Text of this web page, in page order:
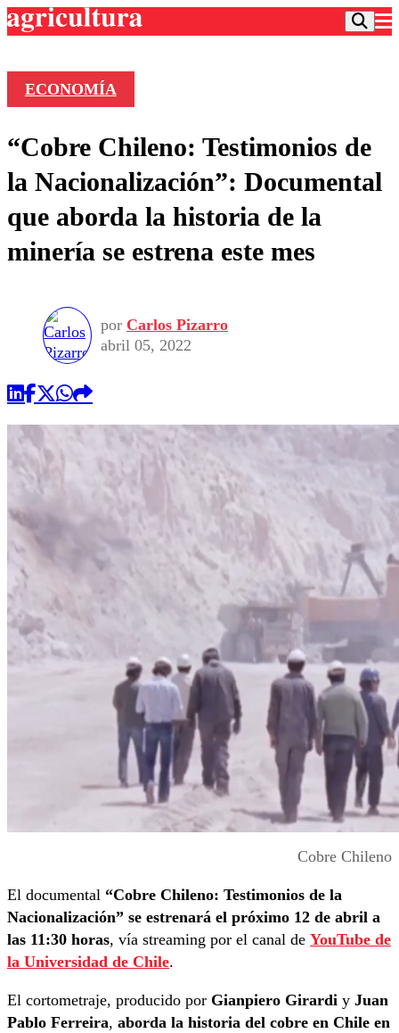
Frecuencias
Agricultura TV
Deportes
Colo Colo
Motor
Torneo Internacional
Torneo Nacional
Entretención
Internacional
Nacional
Vida Social
Programas
Comercial
ECONOMÍA
“Cobre Chileno: Testimonios de
la Nacionalización”: Documental
que aborda la historia de la
minería se estrena este mes
por Carlos Pizarro
abril 05, 2022
Cobre Chileno
El documental “Cobre Chileno: Testimonios de la
Nacionalización” se estrenará el próximo 12 de abril a
las 11:30 horas, vía streaming por el canal de YouTube de
la Universidad de Chile.
El cortometraje, producido por Gianpiero Girardi y Juan
Pablo Ferreira, aborda la historia del cobre en Chile en